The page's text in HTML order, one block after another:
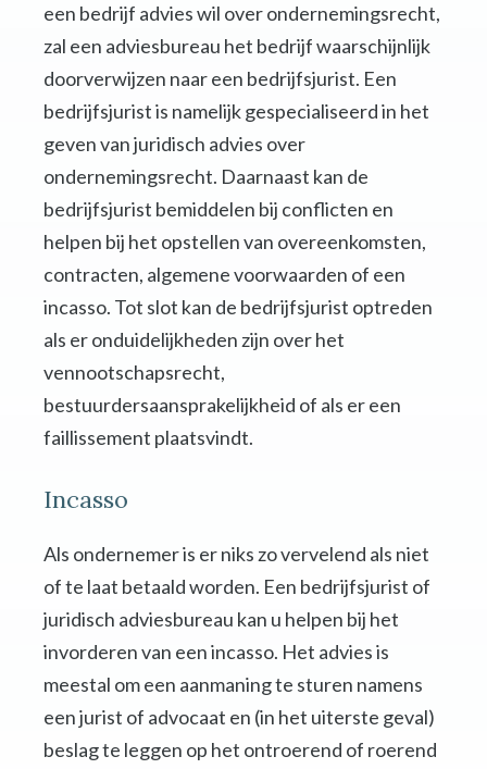
een bedrijf advies wil over ondernemingsrecht,
zal een adviesbureau het bedrijf waarschijnlijk
doorverwijzen naar een bedrijfsjurist. Een
bedrijfsjurist is namelijk gespecialiseerd in het
geven van juridisch advies over
ondernemingsrecht. Daarnaast kan de
bedrijfsjurist bemiddelen bij conflicten en
helpen bij het opstellen van overeenkomsten,
contracten, algemene voorwaarden of een
incasso. Tot slot kan de bedrijfsjurist optreden
als er onduidelijkheden zijn over het
vennootschapsrecht,
bestuurdersaansprakelijkheid of als er een
faillissement plaatsvindt.
Incasso
Als ondernemer is er niks zo vervelend als niet
of te laat betaald worden. Een bedrijfsjurist of
juridisch adviesbureau kan u helpen bij het
invorderen van een incasso. Het advies is
meestal om een aanmaning te sturen namens
een jurist of advocaat en (in het uiterste geval)
beslag te leggen op het ontroerend of roerend